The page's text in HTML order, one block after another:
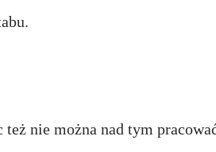
nie można nad tym